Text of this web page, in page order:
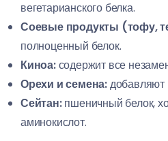
вегетарианского белка.
Соевые продукты (тофу,
полноценный белок.
Киноа:содержит все
Орехи и семена:добавляют
Сейтан:пшеничный белок,
аминокислот.